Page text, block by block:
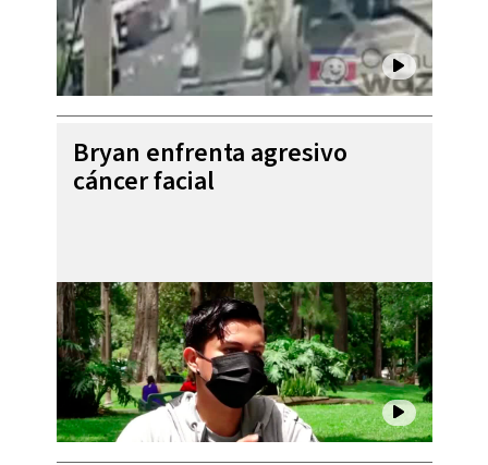
Bryan enfrenta agresivo
cáncer facial